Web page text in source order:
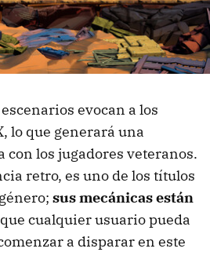
evocan a los
lo que generará una
los jugadores veteranos.
retro, es uno de los títulos
sus mecánicas están
cualquier usuario pueda
a disparar en este